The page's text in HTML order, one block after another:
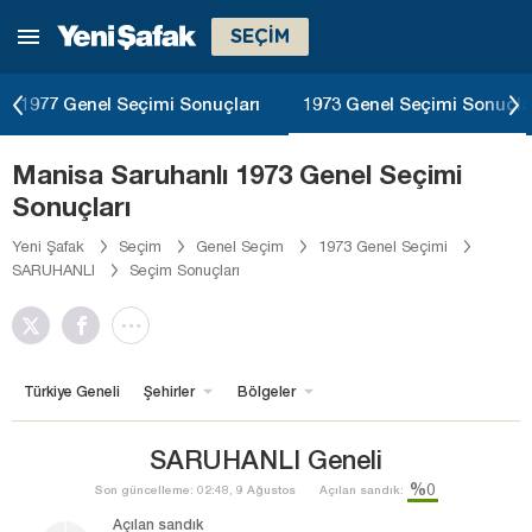
SEÇİM
1977 Genel Seçimi Sonuçları 1973 Genel Seçimi
Manisa Saruhanlı 1973 Genel Seçimi
Sonuçları
Yeni Şafak Seçim Genel Seçim
1973 Genel Seçimi
SARUHANLI
Seçim Sonuçları
Türkiye Geneli Şehirler Bölgeler
SARUHANLI Geneli
Son güncelleme: 02:48, 9 Ağustos Açılan sandık: %0
Açılan sandık